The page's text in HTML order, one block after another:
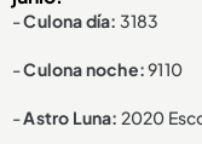
-Culona día: 3183
-Culona noche:9110
-Astro Luna: 2020